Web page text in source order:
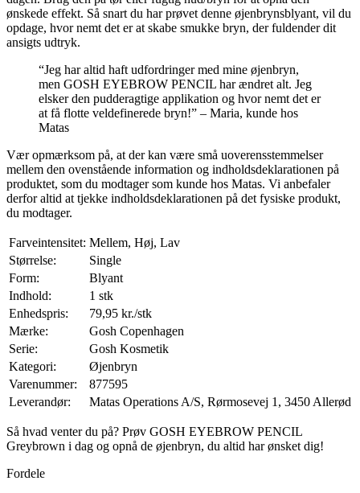
ønskede effekt. Så snart du har prøvet denne øjenbrynsblyant, vil du
opdage, hvor nemt det er at skabe smukke bryn, der fuldender dit
ansigts udtryk.
“Jeg har altid haft udfordringer med mine øjenbryn,
men GOSH EYEBROW PENCIL har ændret alt. Jeg
elsker den pudderagtige applikation og hvor nemt det er
at få flotte veldefinerede bryn!” – Maria, kunde hos
Matas
Vær opmærksom på, at der kan være små uoverensstemmelser
mellem den ovenstående information og indholdsdeklarationen på
produktet, som du modtager som kunde hos Matas. Vi anbefaler
derfor altid at tjekke indholdsdeklarationen på det fysiske produkt,
du modtager.
Farveintensitet: Mellem, Høj, Lav
Størrelse:
Single
Form:
Blyant
Indhold:
1 stk
Enhedspris:
79,95 kr./stk
Mærke:
Gosh Copenhagen
Serie:
Gosh Kosmetik
Kategori:
Øjenbryn
Varenummer:
877595
Leverandør:
Matas Operations A/S, Rørmosevej 1, 3450 Allerød
Så hvad venter du på? Prøv GOSH EYEBROW PENCIL
Greybrown i dag og opnå de øjenbryn, du altid har ønsket dig!
Fordele